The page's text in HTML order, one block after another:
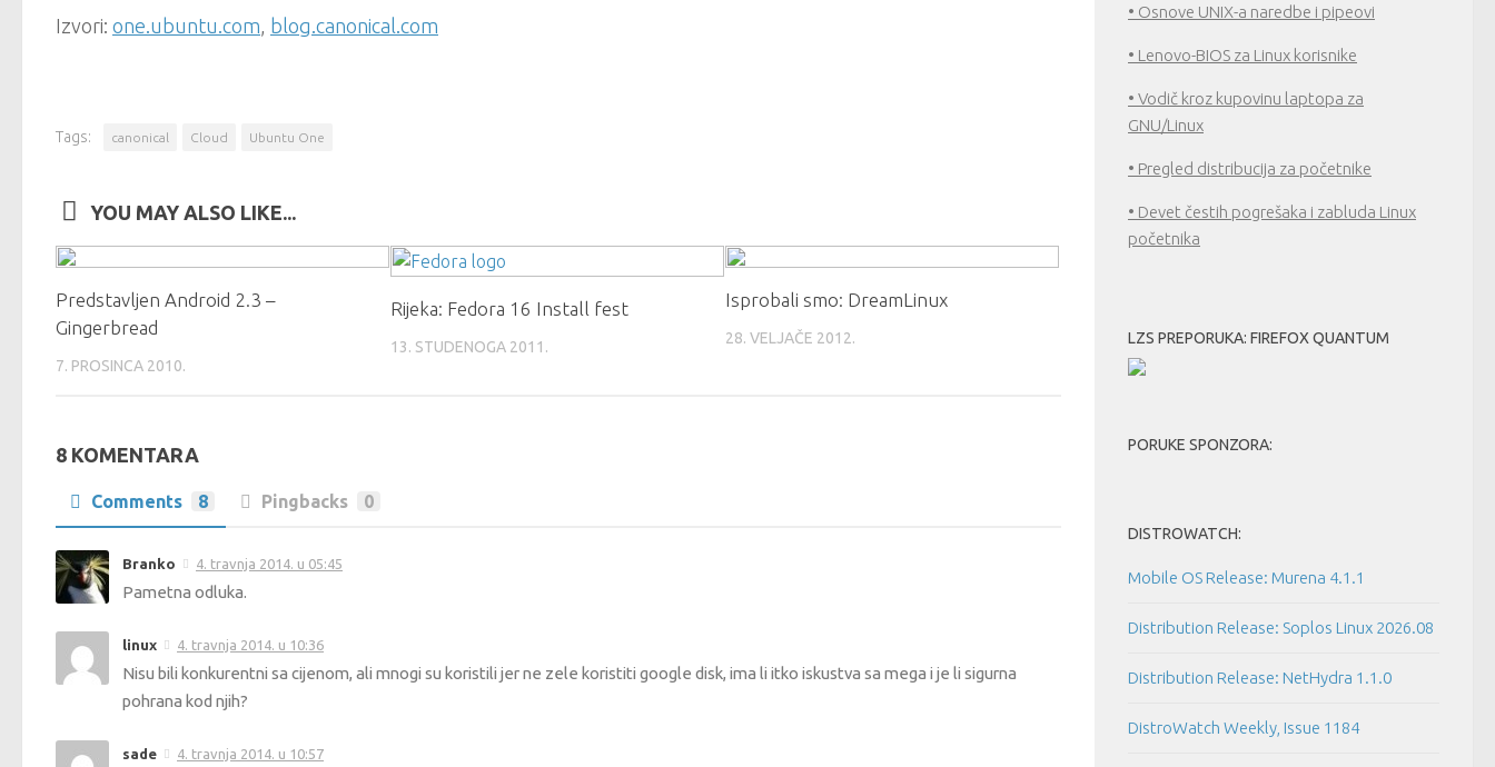
Izvori: one.ubuntu.com, blog.canonical.com
Tags: canonical Cloud Ubuntu One
YOU MAY ALSO LIKE...
Predstavljen Android 2.3 –
Gingerbread
7. PROSINCA 2010.
Rijeka: Fedora 16 Install fest
13. STUDENOGA 2011.
Isprobali smo: DreamLinux
28. VELJAČE 2012.
8 KOMENTARA
Comments 8 Pingbacks 0
Branko 4. travnja 2014. u 05:45
Pametna odluka.
linux 4. travnja 2014. u 10:36
Nisu bili konkurentni sa cijenom, ali mnogi su koristili jer ne zele koristiti google disk, ima li itko iskustva sa mega i je li sigurna
pohrana kod njih?
sade 4. travnja 2014. u 10:57
• Osnove UNIX-a naredbe i pipeovi
• Lenovo-BIOS za Linux korisnike
• Vodič kroz kupovinu laptopa za
GNU/Linux
• Pregled distribucija za početnike
• Devet čestih pogrešaka i zabluda Linux
početnika
LZS PREPORUKA: FIREFOX QUANTUM
PORUKE SPONZORA:
DISTROWATCH:
Mobile OS Release: Murena 4.1.1
Distribution Release: Soplos Linux 2026.08
Distribution Release: NetHydra 1.1.0
DistroWatch Weekly, Issue 1184